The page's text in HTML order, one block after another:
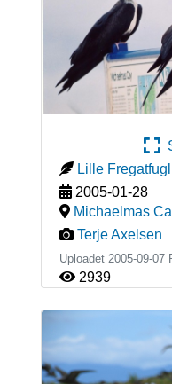
Lille Fregatfugl
2005-01-28
Michaelmas
Terje Axelsen
Uploadet 2005-09-07
2939